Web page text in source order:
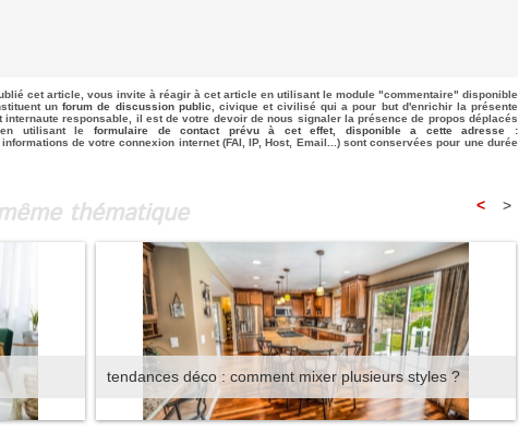
cet article, vous invite à réagir à cet article en utilisant le module "commentaire" disponible
unforum de discussion public , civique et civilisé qui a pour but d'enrichir la présente
internaute responsable, il est de votre devoir de nous signaler la présence de propos déplacés
en utilisant le formulaire de contact prévu à cet effet, disponible a cette adresse :
de votre connexion internet (FAI, IP, Host, Email...) sont conservées pour une durée
thématique < >
tendances déco : comment mixer plusieurs styles ?